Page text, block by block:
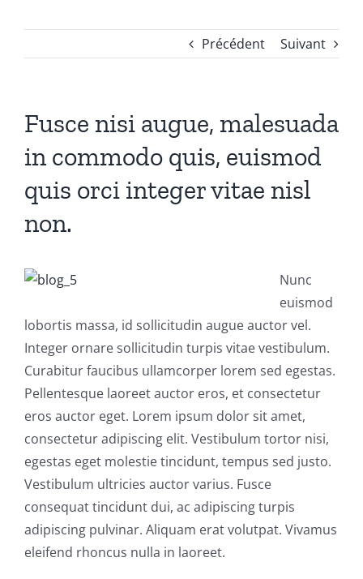
Précédent Suivant
Fusce nisi augue, malesuada
in commodo quis, euismod
quis orci integer vitae nisl
non.
Nunc
euismod
lobortis massa, id sollicitudin augue auctor vel.
Integer ornare sollicitudin turpis vitae vestibulum.
Curabitur faucibus ullamcorper lorem sed egestas.
Pellentesque laoreet auctor eros, et consectetur
eros auctor eget. Lorem ipsum dolor sit amet,
consectetur adipiscing elit. Vestibulum tortor nisi,
egestas eget molestie tincidunt, tempus sed justo.
Vestibulum ultricies auctor varius. Fusce
consequat tincidunt dui, ac adipiscing turpis
adipiscing pulvinar. Aliquam erat volutpat. Vivamus
eleifend rhoncus nulla in laoreet.